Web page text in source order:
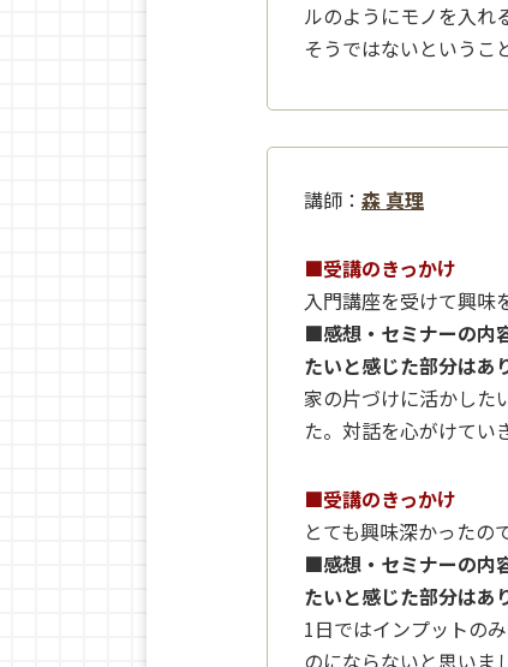
ルのようにモノを入れ
そうではないというこ
講師： 森 真理
■受講のきっかけ
入門講座を受けて興味
■感想・セミナーの内
たいと感じた部分はあ
家の片づけに活かした
た。対話を心がけてい
■受講のきっかけ
とても興味深かったので
■感想・セミナーの内
たいと感じた部分はあ
1日ではインプットの
のにならないと思いま